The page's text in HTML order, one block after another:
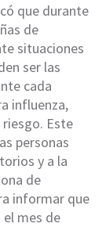
que durante
de
situaciones
ser las
cada
influenza,
Este
personas
y a la
de
informar que
mes de